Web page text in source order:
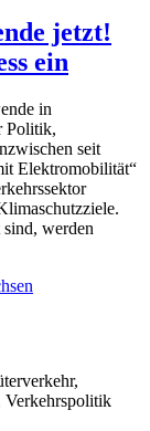
jetzt!
ein
in
Politik,
seit
Elektromobilität“
werden
Verkehrspolitik